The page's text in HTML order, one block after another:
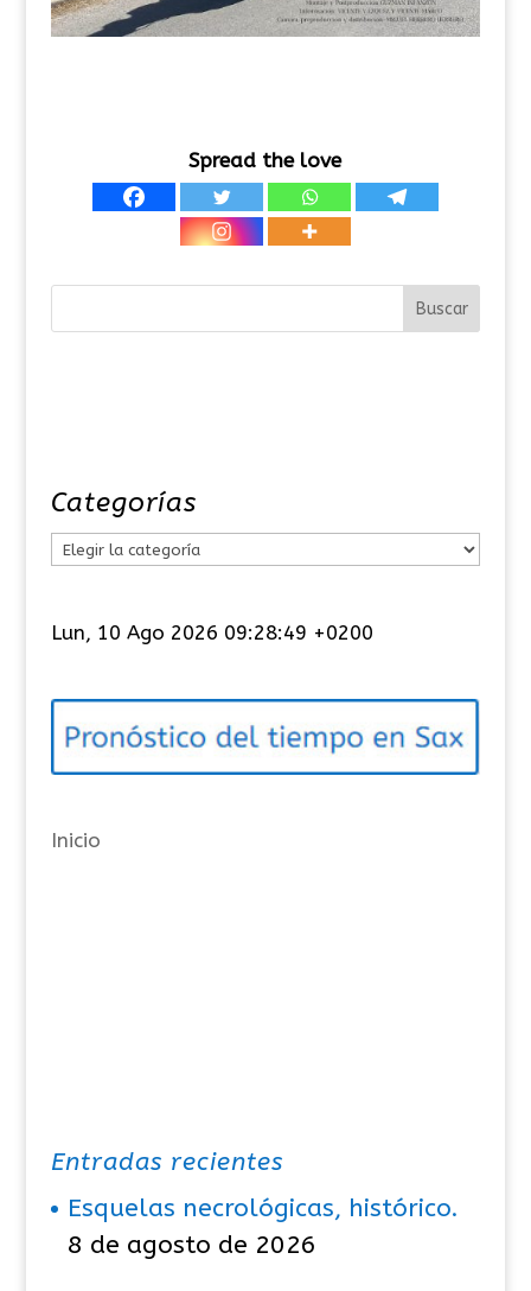
Spread the love
Categorías
e
o
í
s
Lun, 10 Ago 2026 09:28:49 +0200
Inicio
Entradas recientes
Esquelas necrológicas, histórico.
8 de agosto de 2026